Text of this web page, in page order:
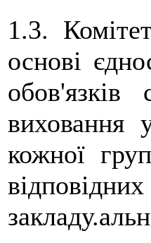
1.3.
основі
виховання
кожної